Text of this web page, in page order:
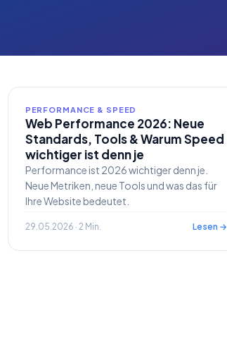
PERFORMANCE & SPEED
Web Performance 2026: Neue
Standards, Tools & Warum Speed
wichtiger ist denn je
Performance ist 2026 wichtiger denn je.
Neue Metriken, neue Tools und was das für
Ihre Website bedeutet.
29.05.2026 · 2 Min. Lesen →